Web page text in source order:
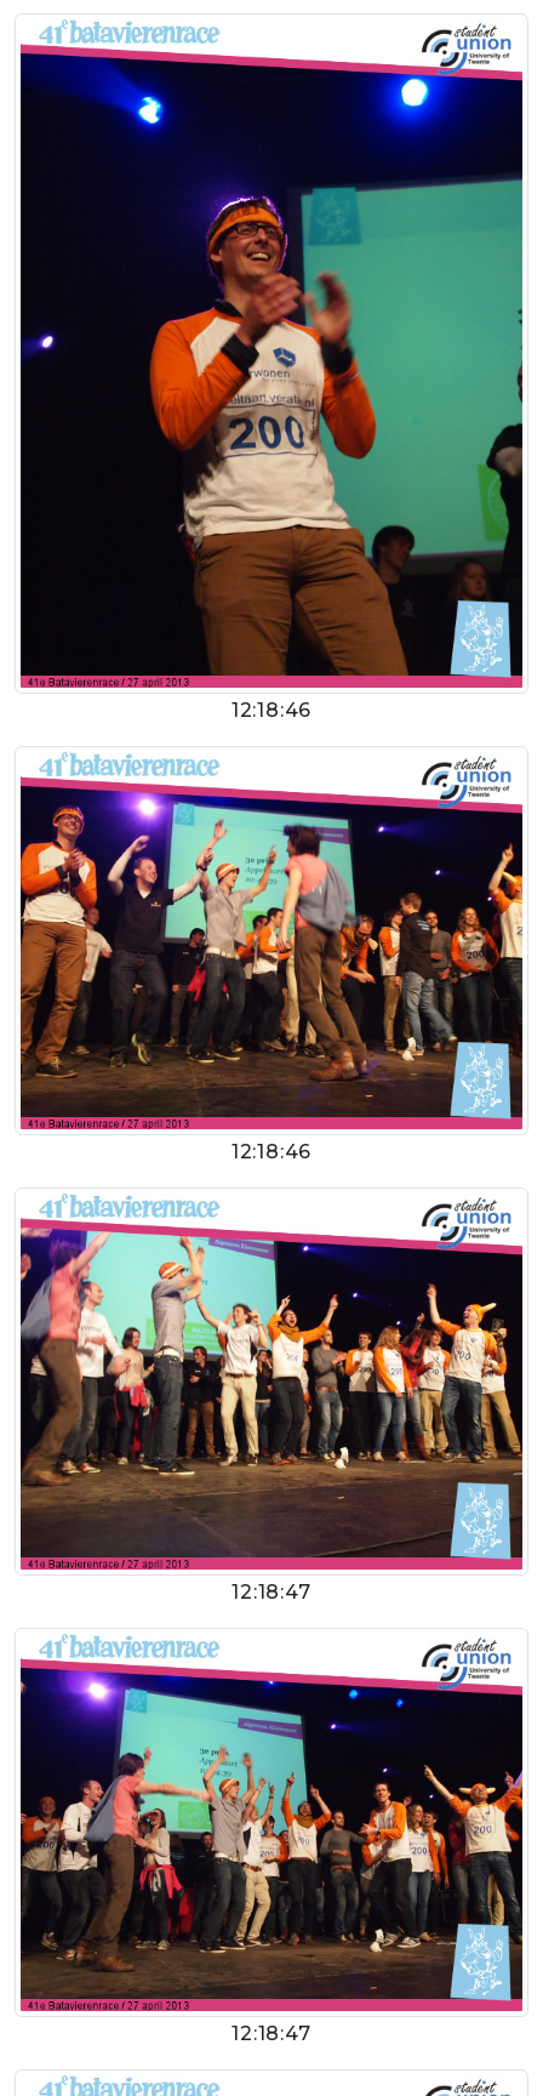
12:18:46
12:18:46
12:18:47
12:18:47